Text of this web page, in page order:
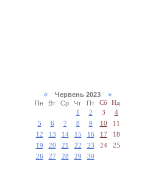
«Червень 2023 »
Пн
Вт Ср Чт Пт Сб
Нд
1
2 3
4
5
6 7 8 9 10
11
12
13 14 15 16 17
18
19
20 21 22 23 24
25
26
27 28 29 30